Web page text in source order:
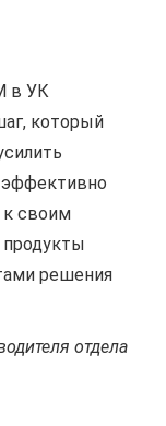
в УК
который
к своим
решения
отдела